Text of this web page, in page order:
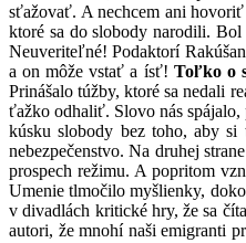
sťažovať. A nechcem ani
ktoré sa do slobody narodili.
Neuveriteľné! Podaktorí
a on môže vstať a ísť! Toľko o
Prinášalo túžby, ktoré sa nedali
ťažko odhaliť. Slovo nás spájalo,
kúsku slobody bez toho, aby si
nebezpečenstvo. Na druhej
prospech režimu. A popritom
Umenie tlmočilo myšlienky,
v divadlách kritické hry, že sa
autori, že mnohí naši emigranti